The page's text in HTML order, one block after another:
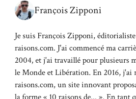
François Zipponi
Je suis François Zipponi,
raisons.com. J'ai commencé ma
2004, et j'ai travaillé pour plusieurs
le Monde et Libération. En 2016, j'ai
raisons.com, un site innovant